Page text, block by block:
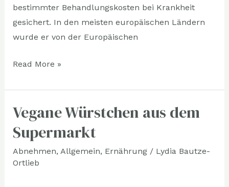
bestimmter Behandlungskosten bei Krankheit
gesichert. In den meisten europäischen Ländern
wurde er von der Europäischen
Read More »
Vegane Würstchen aus dem
Supermarkt
Abnehmen, Allgemein, Ernährung/ Lydia Bautze-
Ortlieb
Vegane
Würstchen
aus
dem
Supermarkt